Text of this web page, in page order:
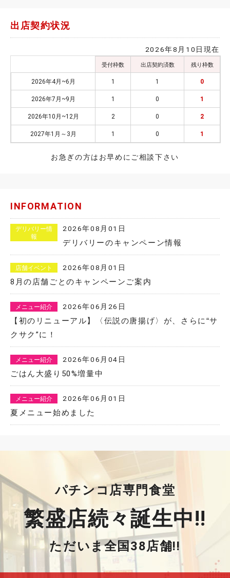
出店契約状況
2026年8月10日現在
受付枠数 出店契約済数 残り枠数
2026年4月~6月 1 1 0
2026年7月~9月 1 0 1
2026年10月~12月 2 0 2
2027年1月～3月 1 0 1
お急ぎの方はお早めにご相談下さい
INFORMATION
デリバリー情
報
2026年08月01日
デリバリーのキャンペーン情報
店舗イベント 2026年08月01日
8月の店舗ごとのキャンペーンご案内
メニュー紹介 2026年06月26日
【初のリニューアル】〈伝説の唐揚げ〉が、さらに“サ
クサク”に！
メニュー紹介 2026年06月04日
ごはん大盛り50%増量中
メニュー紹介 2026年06月01日
夏メニュー始めました
パチンコ店専門食堂
繁盛店続々誕生中!!
ただいま全国38店舗!!